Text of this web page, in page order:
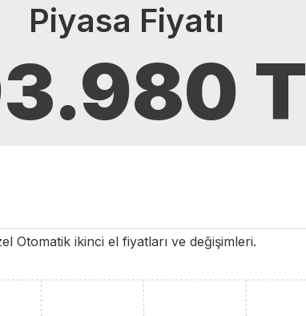
Piyasa Fiyatı
Otomatik ikinci el fiyatları ve değişimleri.